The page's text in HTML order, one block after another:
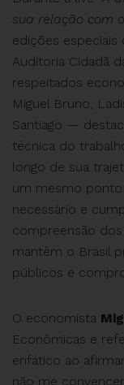
sua relação com
edições especiais
Auditoria Cidadã
respeitados
Miguel Bruno,
Santiago —
técnica do
longo de sua
um mesmo
necessário e
compreensão
mantêm o Brasil
públicos e
O economista
Econômicas e
enfático ao
não me